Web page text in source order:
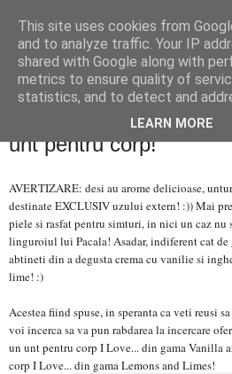
PentruDive.ro
miercuri, 10 aprilie 2013
Giveaway I Love
unt pentru corp!
AVERTIZARE: desi au arome delicioase,
destinate EXCLUSIV uzului extern! :)) Mai
piele si rasfat pentru simturi, in nici un caz nu
linguroiul lui Pacala! Asadar, indiferent cat
abtineti din a degusta crema cu vanilie si
lime! :)
Acestea fiind spuse, in speranta ca veti reusi
voi incerca sa va pun rabdarea la incercare
un unt pentru corp I Love... din gama Vanilla
corp I Love... din gama Lemons and Limes!
This site uses cookies from
and to analyze traffic. Your IP
shared with Google along with
metrics to ensure quality of
statistics, and to detect and
LEARN MORE